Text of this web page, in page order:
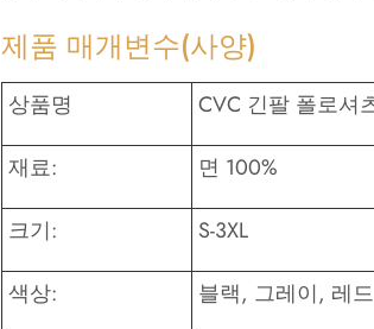
제품 매개변수(사양)
상품명 CVC 긴팔 폴로셔
재료: 면 100%
크기: S-3XL
색상: 블랙, 그레이, 레